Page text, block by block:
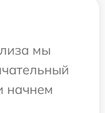
мы
начнем